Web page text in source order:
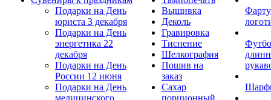
Подарки на День
юриста 3 декабря
Подарки на День
энергетика 22
декабря
Подарки на День
России 12 июня
Подарки на День
медицинского
Вышивка
Деколь
Гравировка
Тиснение
Шелкография
Пошив на
заказ
Сахар
порционный